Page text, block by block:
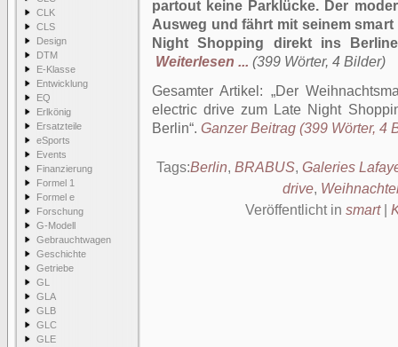
CLK
CLS
Design
DTM
E-Klasse
Entwicklung
EQ
Erlkönig
Ersatzteile
eSports
Events
Finanzierung
Formel 1
Formel e
Forschung
G-Modell
Gebrauchtwagen
Geschichte
Getriebe
GL
GLA
GLB
GLC
GLE
partout keine Parklücke. Der
Ausweg und fährt mit seinem
Night Shopping direkt ins
Weiterlesen ... (399 Wörter, 4 Bilder)
Gesamter Artikel:
Der
electric drive zum Late Night
Berlin . Ganzer Beitrag (399 Wörter, 4
Tags:Berlin, BRABUS, Galeries
drive,
Veröffentlicht in smart|